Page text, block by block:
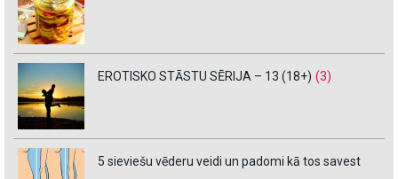
EROTISKO STĀSTU SĒRIJA – 13 (18+) (3)
5 sieviešu vēderu veidi un padomi kā tos savest